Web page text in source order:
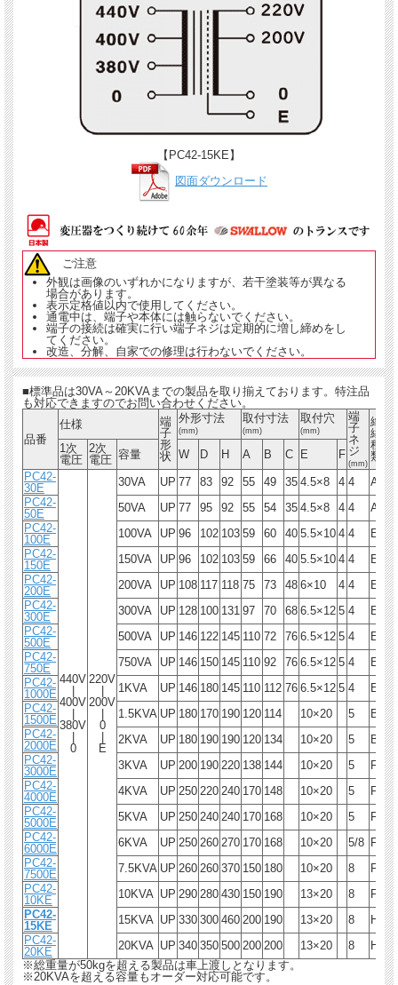
【PC42-15KE】
図面ダウンロード
ご注意
外観は画像のいずれかになりますが、若干塗装等が異なる
場合があります。
表示定格値以内で使用してください。
通電中は、端子や本体には触らないでください。
端子の接続は確実に行い端子ネジは定期的に増し締めをし
てください。
改造、分解、自家での修理は行わないでください。
■標準品は30VA～20KVAまでの製品を取り揃えております。特注品
も対応できますのでお問い合わせください。
品番
仕様
端
子
形
状
外形寸法
(mm)
取付寸法
(mm)
取付穴
(mm)
端
子
ネ
ジ
(mm)
絶
縁
種
類
1次
電圧
2次
電圧 容量 W D H A B C E
F
PC42-
30E
440V
400V
380V
0
220V
200V
0
E
30VA UP 77 83 92 55 49 35 4.5×8 4 4 A
PC42-
50E
50VA UP 77 95 92 55 54 35 4.5×8 4 4 A
PC42-
100E
100VA UP 96 102 103 59 60 40 5.5×10 4 4 E
PC42-
150E
150VA UP 96 102 103 59 66 40 5.5×10 4 4 E
PC42-
200E
200VA UP 108 117 118 75 73 48 6×10 4 4 E
PC42-
300E
300VA UP 128 100 131 97 70 68 6.5×12 5 4 E
PC42-
500E
500VA UP 146 122 145 110 72 76 6.5×12 5 4 E
PC42-
750E
750VA UP 146 150 145 110 92 76 6.5×12 5 4 E
PC42-
1000E
1KVA UP 146 180 145 110 112 76 6.5×12 5 4 E
PC42-
1500E
1.5KVA UP 180 170 190 120 114 10×20 5 B
PC42-
2000E
2KVA UP 180 190 190 120 134 10×20 5 B
PC42-
3000E
3KVA UP 200 190 220 138 144 10×20 5 F
PC42-
4000E
4KVA UP 250 220 240 170 148 10×20 5 F
PC42-
5000E
5KVA UP 250 240 240 170 168 10×20 5 F
PC42-
6000E
6KVA UP 250 260 270 170 168 10×20 5/8 F
PC42-
7500E
7.5KVA UP 260 260 370 150 180 10×20 8 F
PC42-
10KE
10KVA UP 290 280 430 150 190 13×20 8 F
PC42-
15KE
15KVA UP 330 300 460 200 190 13×20 8 H
PC42-
20KE
20KVA UP 340 350 500 200 200 13×20 8 H
※総重量が50kgを超える製品は車上渡しとなります。
※20KVAを超える容量もオーダー対応可能です。